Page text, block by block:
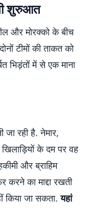
शुरुआत
और मोरक्को के बीच
टीमों की ताकत को
भिड़ंतों में से एक माना
रही है. नेमार,
के दम पर वह
और ब्राहिम
करने का माद्दा रखती
जा सकता. यहां